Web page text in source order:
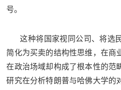
防
动
员
人
防
号。
这种将国家视同公司、将选
简化为买卖的结构性思维，在商
在政治场域却构成了根本性的范
研究在分析特朗普与哈佛大学的